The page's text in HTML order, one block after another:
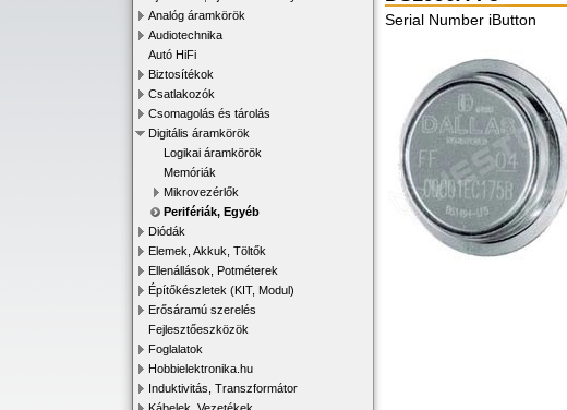
Analóg áramkörök
Audiotechnika
Autó HiFi
Biztosítékok
Csatlakozók
Csomagolás és tárolás
Digitális áramkörök
Logikai áramkörök
Memóriák
Mikrovezérlők
Perifériák, Egyéb
Diódák
Elemek, Akkuk, Töltők
Ellenállások, Potméterek
Építőkészletek (KIT, Modul)
Erősáramú szerelés
Fejlesztőeszközök
Foglalatok
Hobbielektronika.hu
Induktivitás, Transzformátor
Serial Number iButton